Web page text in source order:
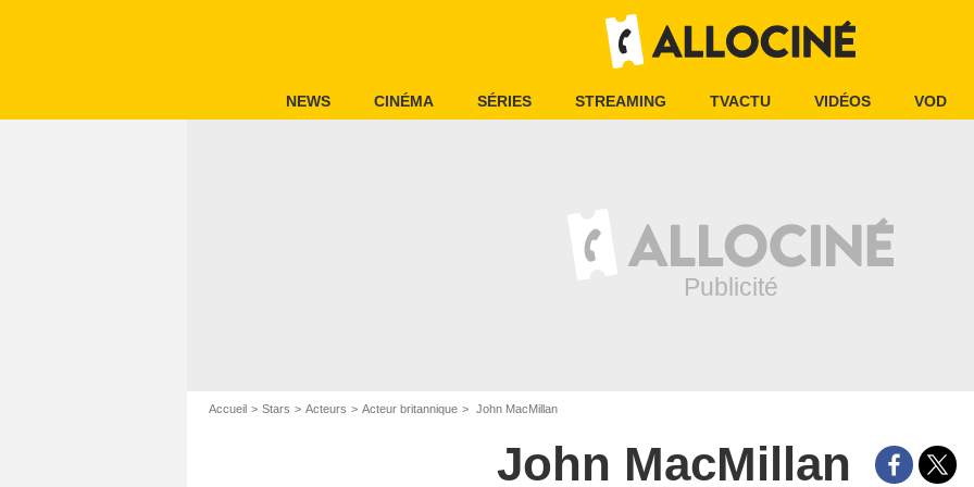
NEWS CINÉMA SÉRIES STREAMING TVACTU VIDÉOS VOD
Accueil Stars Acteurs Acteur britannique John MacMillan
John MacMillan